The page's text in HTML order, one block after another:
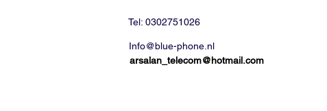
Tel: 0302751026
Info@blue-phone.nl
arsalan_telecom@hotmail.com